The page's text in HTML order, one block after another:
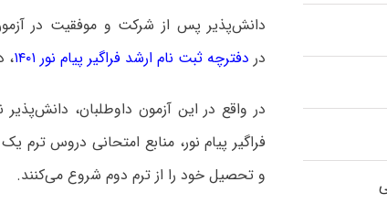
دانش‌پذیر پس از شرکت و موفقیت در
در دفترچه ثبت نام ارشد فراگیر پیام نور ۱۴۰۱ ،
در واقع در این آزمون داوطلبان،
فراگیر پیام نور، منابع امتحانی دروس
و تحصیل خود را از ترم دوم شروع می‌کنند.